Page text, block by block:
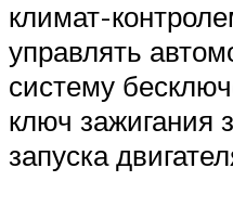
климат-
управлять
систему
ключ зажигания
запуска